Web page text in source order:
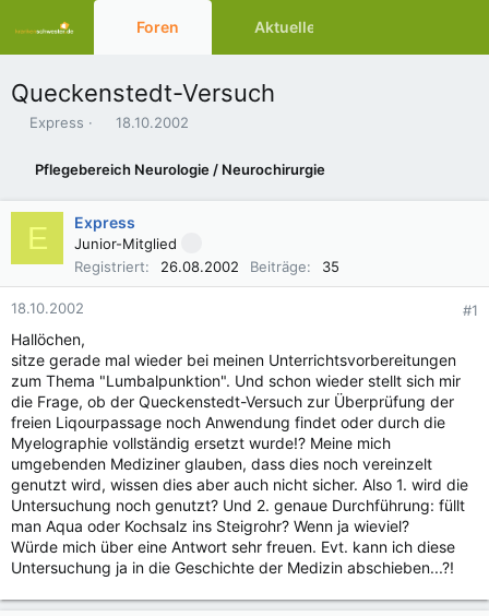
Foren Aktuelles
Queckenstedt-Versuch
E
e
Express
E
t
e
l
l
18.10.2002
Pflegebereich Neurologie / Neurochirurgie
E Express
Junior-Mitglied
Registriert
26.08.2002 Beiträge 35
18.10.2002 #1
Hallöchen,
sitze gerade mal wieder bei meinen Unterrichtsvorbereitungen
zum Thema "Lumbalpunktion". Und schon wieder stellt sich mir
die Frage, ob der Queckenstedt-Versuch zur Überprüfung der
freien Liqourpassage noch Anwendung findet oder durch die
Myelographie vollständig ersetzt wurde!? Meine mich
umgebenden Mediziner glauben, dass dies noch vereinzelt
genutzt wird, wissen dies aber auch nicht sicher. Also 1. wird die
Untersuchung noch genutzt? Und 2. genaue Durchführung: füllt
man Aqua oder Kochsalz ins Steigrohr? Wenn ja wieviel?
Würde mich über eine Antwort sehr freuen. Evt. kann ich diese
Untersuchung ja in die Geschichte der Medizin abschieben...?!